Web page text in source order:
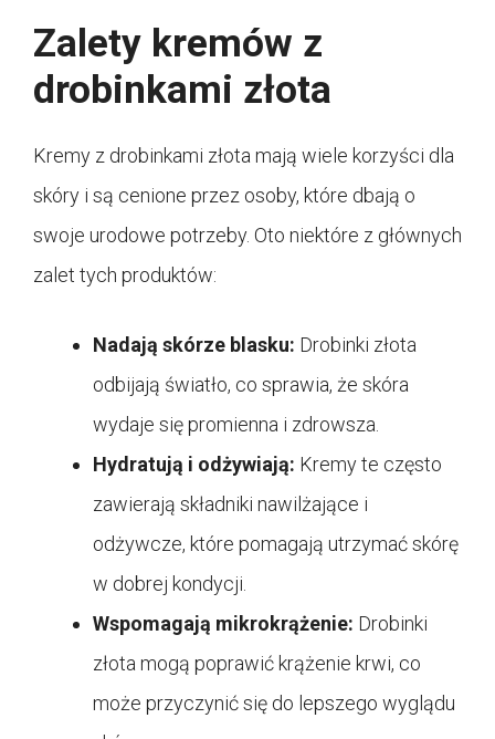
Zalety kremów z
drobinkami złota
Kremy z drobinkami złota mają wiele korzyści dla
skóry i są cenione przez osoby, które dbają o
swoje urodowe potrzeby. Oto niektóre z głównych
zalet tych produktów:
Nadają skórze blasku: Drobinki złota
odbijają światło, co sprawia, że skóra
wydaje się promienna i zdrowsza.
Hydratują i odżywiają: Kremy te często
zawierają składniki nawilżające i
odżywcze, które pomagają utrzymać skórę
w dobrej kondycji.
Wspomagają mikrokrążenie: Drobinki
złota mogą poprawić krążenie krwi, co
może przyczynić się do lepszego wyglądu